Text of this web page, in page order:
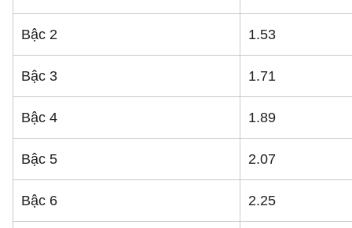
Bậc 2 1.53
Bậc 3 1.71
Bậc 4 1.89
Bậc 5 2.07
Bậc 6 2.25